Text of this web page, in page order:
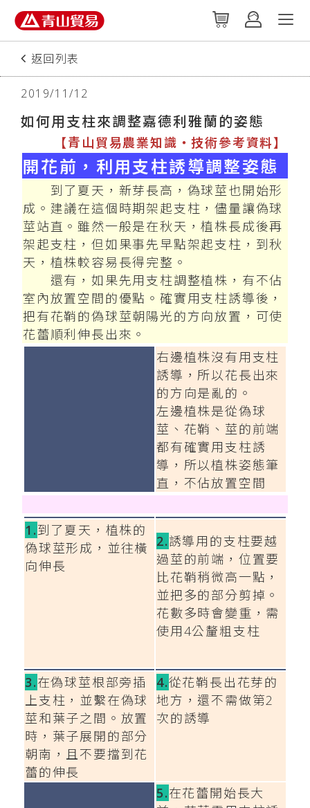
返回列表
2019/11/12
如何用支柱來調整嘉德利雅蘭的姿態
【青山貿易農業知識‧技術參考資料】
開花前，利用支柱誘導調整姿態
到了夏天，新芽長高，偽球莖也開始形
成。建議在這個時期架起支柱，儘量讓偽球
莖站直。雖然一般是在秋天，植株長成後再
架起支柱，但如果事先早點架起支柱，到秋
天，植株較容易長得完整。
還有，如果先用支柱調整植株，有不佔
室內放置空間的優點。確實用支柱誘導後，
把有花鞘的偽球莖朝陽光的方向放置，可使
花蕾順利伸長出來。
右邊植株沒有用支柱
誘導，所以花長出來
的方向是亂的。
左邊植株是從偽球
莖、花鞘、莖的前端
都有確實用支柱誘
導，所以植株姿態筆
直，不佔放置空間
1.到了夏天，植株的
偽球莖形成，並往橫
向伸長
2.誘導用的支柱要越
過莖的前端，位置要
比花鞘稍微高一點，
並把多的部分剪掉。
花數多時會變重，需
使用4公釐粗支柱
3.在偽球莖根部旁插
上支柱，並繫在偽球
莖和葉子之間。放置
時，葉子展開的部分
朝南，且不要擋到花
蕾的伸長
4.從花鞘長出花芽的
地方，還不需做第2
次的誘導
5.在花蕾開始長大